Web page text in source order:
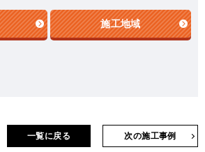
施工地域
次の施工事例
一覧に戻る